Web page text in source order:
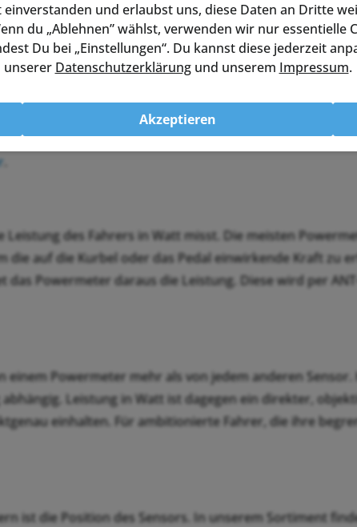
SPD
Linie
und Radcomputer,4iiii Precision Powermeterfür
des Fahrers in Watt misst. Die meisten
die auf die Kurbel oder das Pedal einwirkende Kraft zu
Powermeter daraus die Leistung. Diese wird per
Powermeter mehr als von jedem anderen
Leistung in Watt ist dagegen ein direkter,
einhalten. Für ambitionierte Fahrer, die ihre
ist die Position des Sensors. In unserem Sortiment
und erlaubst uns, diese Daten an Dritte
du „Ablehnen” wählst, verwenden wir nur
Du bei „Einstellungen“. Du kannst diese jederzeit
unserer Datenschutzerklärungund unserem Impressum.
Akzeptieren